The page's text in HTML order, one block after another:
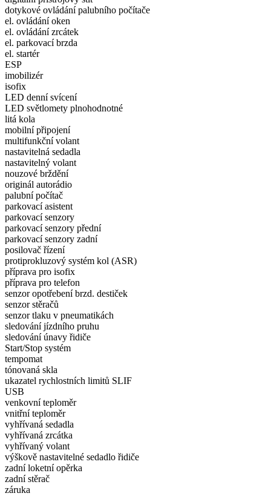
dotykové ovládání palubního počítače
el. ovládání oken
el. ovládání zrcátek
el. parkovací brzda
el. startér
ESP
imobilizér
isofix
LED denní svícení
LED světlomety plnohodnotné
litá kola
mobilní připojení
multifunkční volant
nastavitelná sedadla
nastavitelný volant
nouzové brždění
originál autorádio
palubní počítač
parkovací asistent
parkovací senzory
parkovací senzory přední
parkovací senzory zadní
posilovač řízení
protiprokluzový systém kol (ASR)
příprava pro isofix
příprava pro telefon
senzor opotřebení brzd. destiček
senzor stěračů
senzor tlaku v pneumatikách
sledování jízdního pruhu
sledování únavy řidiče
Start/Stop systém
tempomat
tónovaná skla
ukazatel rychlostních limitů SLIF
USB
venkovní teploměr
vnitřní teploměr
vyhřívaná sedadla
vyhřívaná zrcátka
vyhřívaný volant
výškově nastavitelné sedadlo řidiče
zadní loketní opěrka
zadní stěrač
záruka